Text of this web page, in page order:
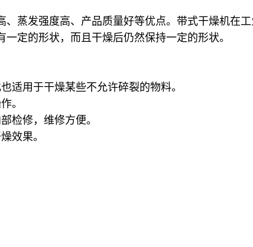
蒸发强度高、产品质量好等优点。带式干燥机在
定的形状，而且干燥后仍然保持一定的形状。
适用于干燥某些不允许碎裂的物料。
。
检修，维修方便。
效果。